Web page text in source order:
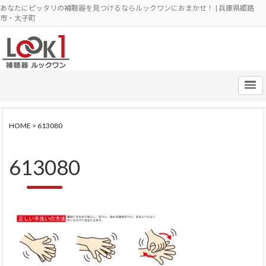
あなたにピッタリの補聴器を見つけるならルックワンにおまかせ！ | 兵庫県姫路
市・太子町
HOME > 613080
613080